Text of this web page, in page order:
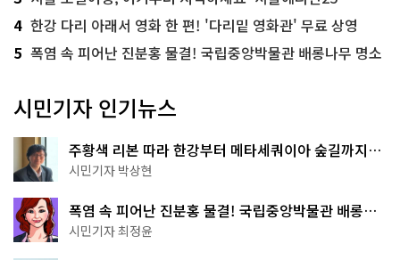
4 한강 다리 아래서 영화 한 편! '다리밑 영화관' 무료 상영
5 폭염 속 피어난 진분홍 물결! 국립중앙박물관 배롱나무 명소
시민기자 인기뉴스
주황색 리본 따라 한강부터 메타세쿼이아 숲길까지…
서울둘레길 15코스
시민기자 박상현
폭염 속 피어난 진분홍 물결! 국립중앙박물관 배롱나
무 명소
시민기자 최정윤